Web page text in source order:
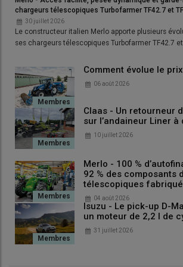
Lire aussi :« Nous valorisons
lisier avec l’injecteur prairie sur
lisier sans perdre en débit de
chargeurs télescopiques Turbofarmer TF42.7 et
30 juillet 2026
Le constructeur italien Merlo apporte plusieurs
ses chargeurs télescopiques Turbofarmer TF42.7
Comment évolue le prix
06 août 2026
Claas - Un retourneur
sur l’andaineur Liner
10 juillet 2026
Merlo - 100 %
92 % des composants
télescopiques
04 août 2026
Isuzu - Le pick-up D-
un moteur de 2,2 l de
31 juillet 2026